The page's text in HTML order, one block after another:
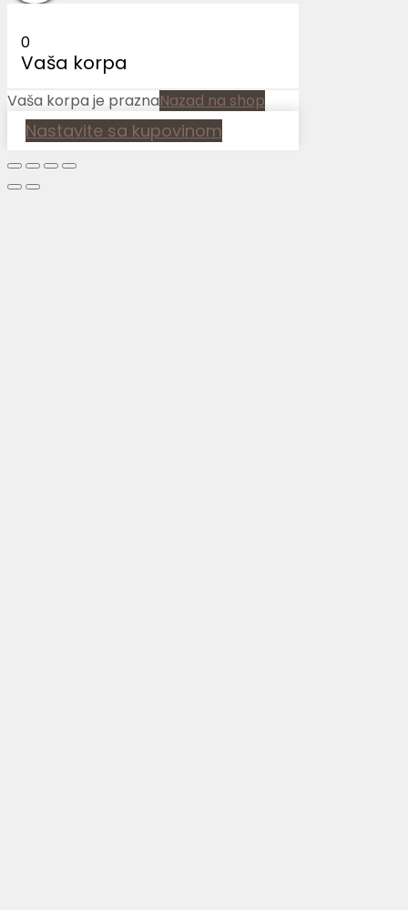
0
Vaša korpa
Vaša korpa je praznaNazad na shop
Nastavite sa kupovinom